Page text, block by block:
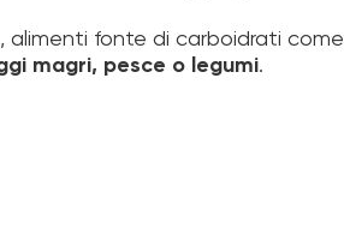
fonte di carboidrati come
magri, pesce o legumi.